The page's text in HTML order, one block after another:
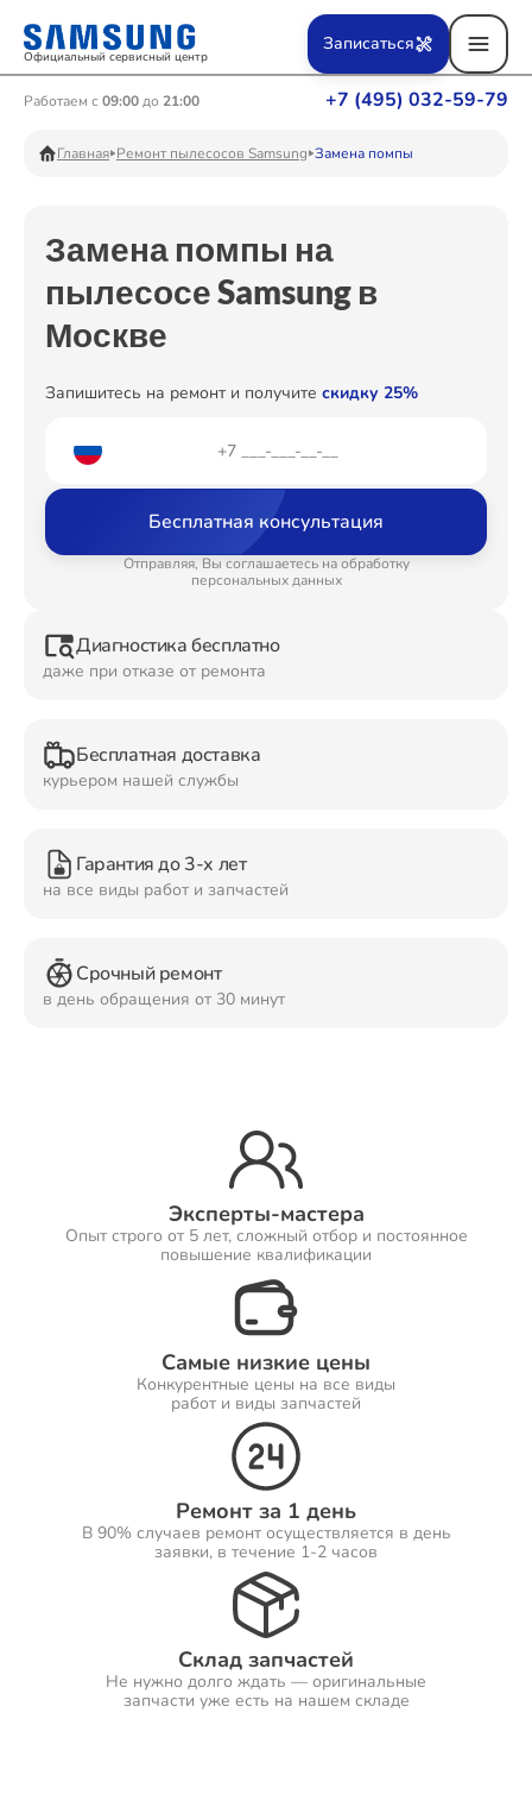
Официальный сервисный центр
+7 (495) 032-59-79
Работаем с 09:00до 21:00
Записаться
Главная Ремонт пылесосов Samsung Замена помпы
Замена помпы на
пылесосе Samsung в
Москве
Запишитесь на ремонт и получите скидку 25%
Бесплатная консультация
Отправляя, Вы соглашаетесь на обработку
персональных данных
Диагностика бесплатно
даже при отказе от ремонта
Бесплатная доставка
курьером нашей службы
Гарантия до 3-х лет
на все виды работ и запчастей
Срочный ремонт
в день обращения от 30 минут
Эксперты-мастера
Опыт строго от 5 лет, сложный отбор и постоянное
повышение квалификации
Самые низкие цены
Конкурентные цены на все виды
работ и виды запчастей
Ремонт за 1 день
В 90% случаев ремонт осуществляется в день
заявки, в течение 1-2 часов
Склад запчастей
Не нужно долго ждать — оригинальные
запчасти уже есть на нашем складе
Ремонт Вертикальных пылесосов
Ремонт Телевизоров
Ремонт Пылесосов
Ремонт Планшетов
Ремонт Принтеров
Ремонт Саундбаров
Ремонт VR систем
Ремонт Сабвуферов
Ремонт Посудомоечных машин
Ремонт Холодильников